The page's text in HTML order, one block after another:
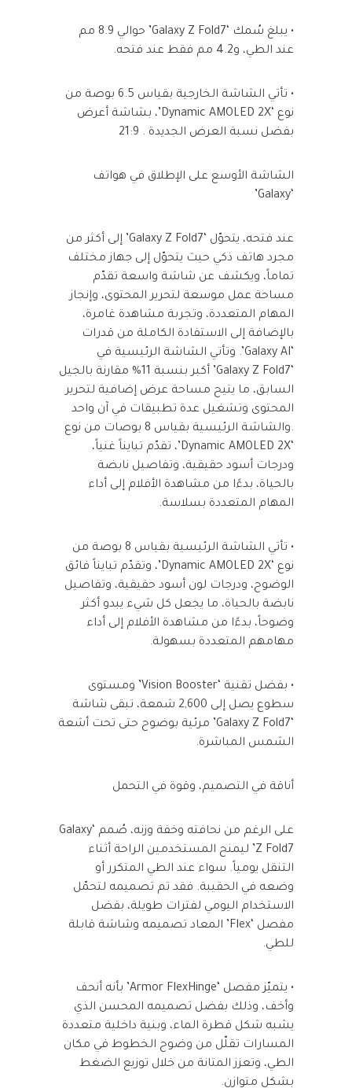
• يبلغ سُمك ‘Galaxy Z Fold7’ حوالي 8.9 مم
عند الطي، و4.2 مم فقط عند فتحه.
• تأتي الشاشة الخارجية بقياس 6.5 بوصة من
نوع ‘Dynamic AMOLED 2X’، بشاشة أعرض
بفضل نسبة العرض الجديدة . 21:9
الشاشة الأوسع على الإطلاق في هواتف
عند فتحه، يتحوّل ‘Galaxy Z Fold7’ إلى أكثر من
مجرد هاتف ذكي حيث يتحوّل إلى جهاز مختلف
تماماً، ويكشف عن شاشة واسعة تقدّم
مساحة عمل موسعة لتحرير المحتوى، وإنجاز
المهام المتعددة، وتجربة مشاهدة غامرة،
بالإضافة إلى الاستفادة الكاملة من قدرات
‘Galaxy AI’. وتأتي الشاشة الرئيسية في
‘Galaxy Z Fold7’ أكبر بنسبة 11% مقارنة بالجيل
السابق، ما يتيح مساحة عرض إضافية لتحرير
المحتوى وتشغيل عدة تطبيقات في آن واحد
.والشاشة الرئيسية بقياس 8 بوصات من نوع
‘Dynamic AMOLED 2X’، تقدّم تبايناً غنياً،
ودرجات أسود حقيقية، وتفاصيل نابضة
بالحياة، بدءًا من مشاهدة الأفلام إلى أداء
المهام المتعددة بسلاسة.
• تأتي الشاشة الرئيسية بقياس 8 بوصة من
نوع ‘Dynamic AMOLED 2X’، وتقدّم تبايناً فائق
الوضوح، ودرجات لون أسود حقيقية، وتفاصيل
نابضة بالحياة، ما يجعل كل شيء يبدو أكثر
وضوحاً، بدءًا من مشاهدة الأفلام إلى أداء
مهامهم المتعددة بسهولة.
• بفضل تقنية ‘Vision Booster’ ومستوى
سطوع يصل إلى 2,600 شمعة، تبقى شاشة
‘Galaxy Z Fold7’ مرئية بوضوح حتى تحت أشعة
الشمس المباشرة.
أناقة في التصميم، وقوة في التحمل
على الرغم من نحافته وخفة وزنه، صُمم ‘Galaxy
Z Fold7’ ليمنح المستخدمين الراحة أثناء
التنقل يومياً. سواء عند الطي المتكرر أو
وضعه في الحقيبة. فقد تم تصميمه لتحمّل
الاستخدام اليومي لفترات طويلة، بفضل
مفصل ‘Flex’ المعاد تصميمه وشاشة قابلة
للطي.
• يتميّز مفصل ‘Armor FlexHinge’ بأنه أنحف
وأخف، وذلك بفضل تصميمه المحسن الذي
يشبه شكل قطرة الماء، وبنية داخلية متعددة
المسارات تقلّل من وضوح الخطوط في مكان
الطي، وتعزز المتانة من خلال توزيع الضغط
بشكل متوازن.